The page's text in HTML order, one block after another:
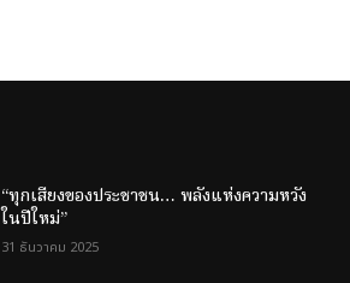
“ทุกเสียงของประชาชน… พลังแห่งความหวัง
ในปีใหม่”
31 ธันวาคม 2025